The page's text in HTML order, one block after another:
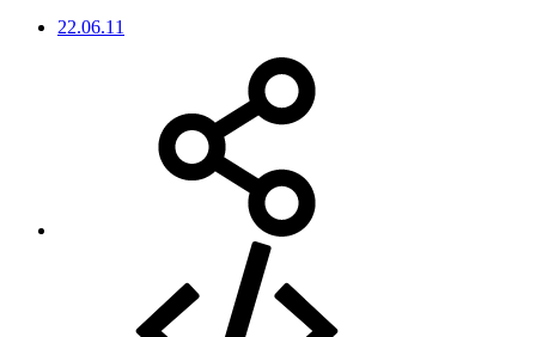
22.06.11